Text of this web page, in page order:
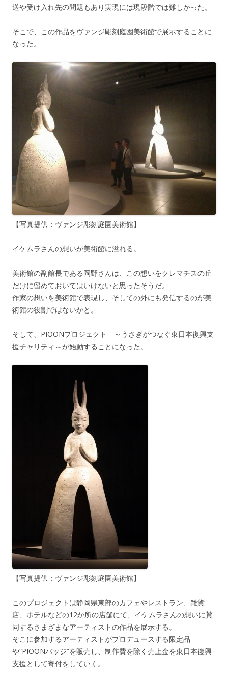
送や受け入れ先の問題もあり実現には現段階では難しかった。
そこで、この作品をヴァンジ彫刻庭園美術館で展示することに
なった。
【写真提供：ヴァンジ彫刻庭園美術館】
イケムラさんの想いが美術館に溢れる。
美術館の副館長である岡野さんは、この想いをクレマチスの丘
だけに留めておいてはいけないと思ったそうだ。
作家の想いを美術館で表現し、そしての外にも発信するのが美
術館の役割ではないかと。
そして、PIOONプロジェクト ～うさぎがつなぐ東日本復興支
援チャリティ～が始動することになった。
【写真提供：ヴァンジ彫刻庭園美術館】
このプロジェクトは静岡県東部のカフェやレストラン、雑貨
店、ホテルなどの12か所の店舗にて、イケムラさんの想いに賛
同するさまざまなアーティストの作品を展示する。
そこに参加するアーティストがプロデュースする限定品
や“PIOONバッジ”を販売し、制作費を除く売上金を東日本復興
支援として寄付をしていく。